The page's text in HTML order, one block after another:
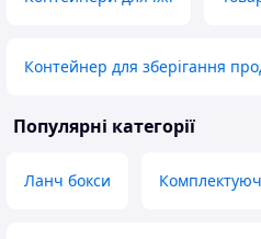
Контейнер для зберігання
Популярні категорії
Ланч бокси